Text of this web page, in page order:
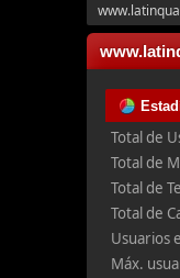
Total de
Total de
Total de
Total de
Usuarios
Máx.